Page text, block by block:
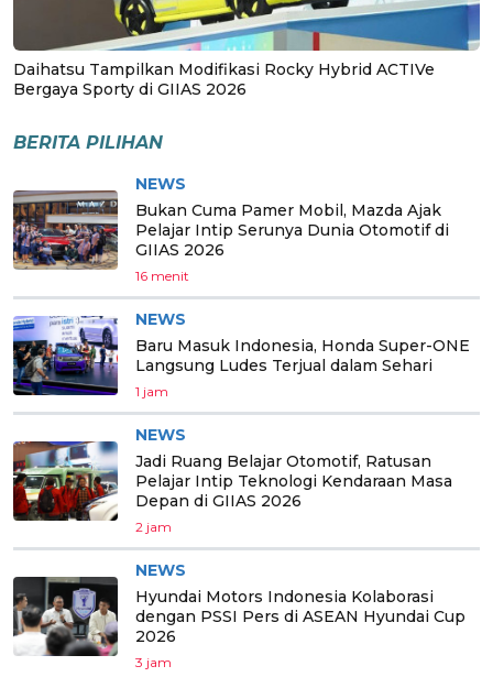
Daihatsu Tampilkan Modifikasi Rocky Hybrid ACTIVe
Bergaya Sporty di GIIAS 2026
BERITA PILIHAN
NEWS
Bukan Cuma Pamer Mobil, Mazda Ajak
Pelajar Intip Serunya Dunia Otomotif di
GIIAS 2026
16 menit
NEWS
Baru Masuk Indonesia, Honda Super-ONE
Langsung Ludes Terjual dalam Sehari
1 jam
NEWS
Jadi Ruang Belajar Otomotif, Ratusan
Pelajar Intip Teknologi Kendaraan Masa
Depan di GIIAS 2026
2 jam
NEWS
Hyundai Motors Indonesia Kolaborasi
dengan PSSI Pers di ASEAN Hyundai Cup
2026
3 jam